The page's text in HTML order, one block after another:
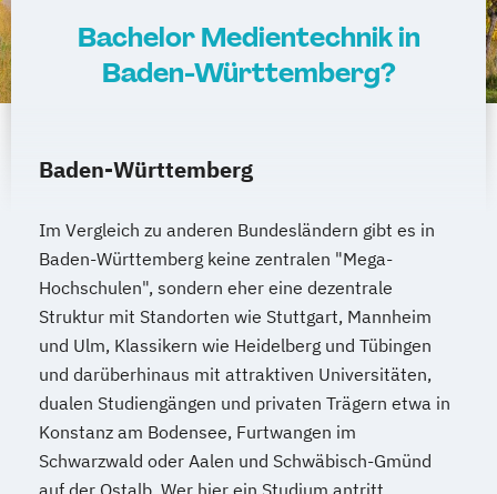
Bachelor Medientechnik in
Baden-Württemberg?
Baden-Württemberg
Im Vergleich zu anderen Bundesländern gibt es in
Baden-Württemberg keine zentralen "Mega-
Hochschulen", sondern eher eine dezentrale
Struktur mit Standorten wie Stuttgart, Mannheim
und Ulm, Klassikern wie Heidelberg und Tübingen
und darüberhinaus mit attraktiven Universitäten,
dualen Studiengängen und privaten Trägern etwa in
Konstanz am Bodensee, Furtwangen im
Schwarzwald oder Aalen und Schwäbisch-Gmünd
auf der Ostalb. Wer hier ein Studium antritt,